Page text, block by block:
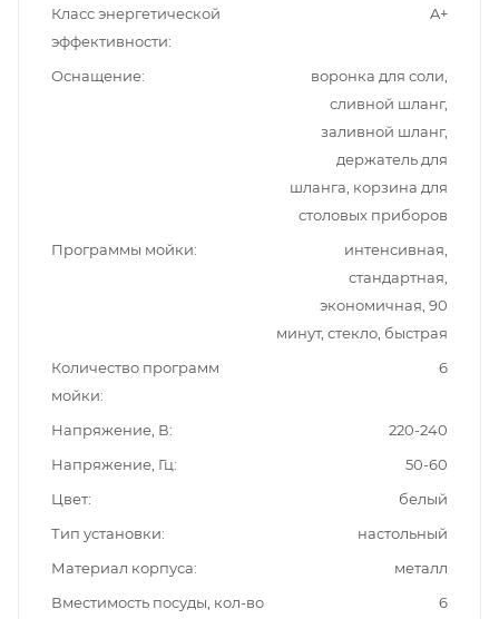
Класс энергетической
эффективности
A+
Оснащение
воронка для соли,
сливной шланг,
заливной шланг,
держатель для
шланга, корзина для
столовых приборов
Программы мойки
интенсивная,
стандартная,
экономичная, 90
минут, стекло, быстрая
Количество программ
мойки
6
Напряжение, В
220-240
Напряжение, Гц
50-60
Цвет
белый
Тип установки
настольный
Материал корпуса
металл
Вместимость посуды, кол-во
6